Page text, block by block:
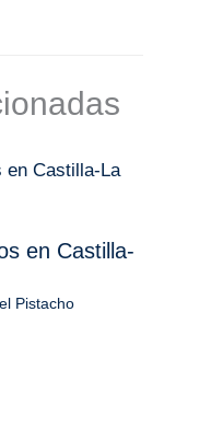
en Castilla-
Pistacho